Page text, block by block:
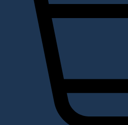
Услуги дизайнера интерьера